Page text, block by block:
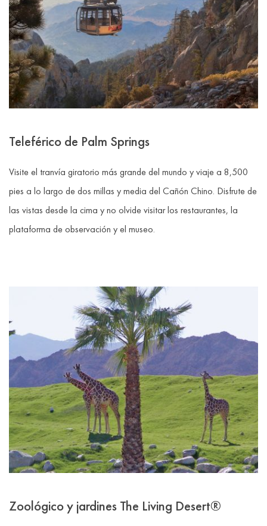
Teleférico de Palm Springs
Visite el tranvía giratorio más grande del mundo y viaje a 8,500
pies a lo largo de dos millas y media del Cañón Chino. Disfrute de
las vistas desde la cima y no olvide visitar los restaurantes, la
plataforma de observación y el museo.
Zoológico y jardines The Living Desert®